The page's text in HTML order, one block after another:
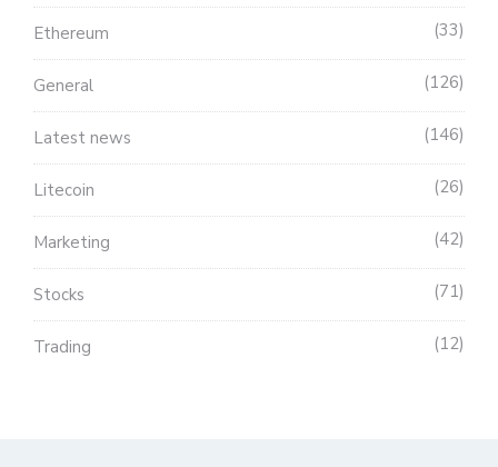
Ethereum 33
General 126
Latest news 146
Litecoin 26
Marketing 42
Stocks 71
Trading 12